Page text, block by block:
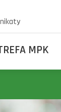
MPK